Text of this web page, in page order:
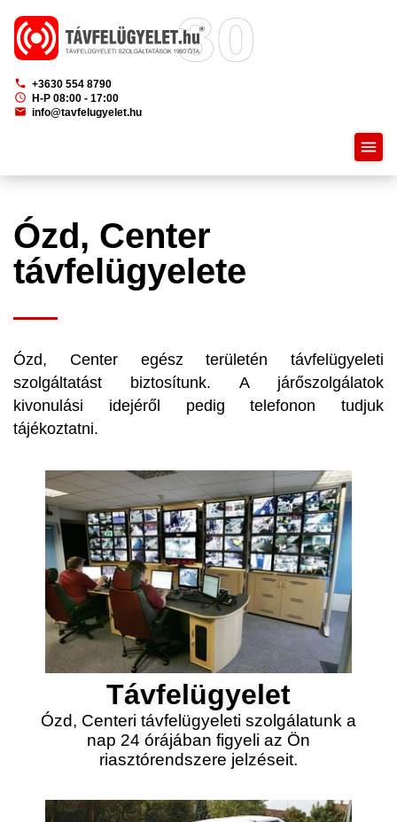
phone +3630 554 8790
schedule
H-P 08:00 - 17:00
mail info@tavfelugyelet.hu
menu
Ózd, Center
távfelügyelete
Ózd, Center egész területén távfelügyeleti
szolgáltatást biztosítunk. A járőszolgálatok
kivonulási idejéről pedig telefonon tudjuk
tájékoztatni.
Távfelügyelet
Ózd, Centeri távfelügyeleti szolgálatunk a
nap 24 órájában figyeli az Ön
riasztórendszere jelzéseit.